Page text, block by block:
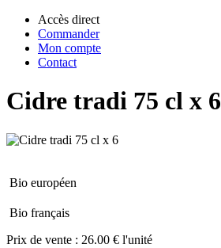
Accès direct
Commander
Mon compte
Contact
Cidre tradi 75 cl x 6
Bio européen
Bio français
Prix de vente : 26.00 € l'unité